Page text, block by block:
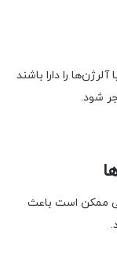
را دارا باشند
شود.
ممکن است باعث